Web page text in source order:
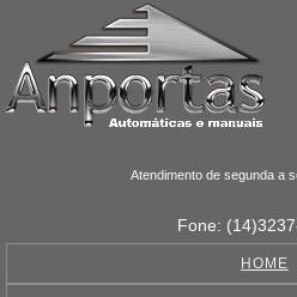
Atendimento de segunda a
Fone:
HOME